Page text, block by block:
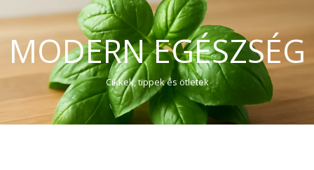
MODERN EGÉSZSÉG
Cikkek, tippek és ötletek